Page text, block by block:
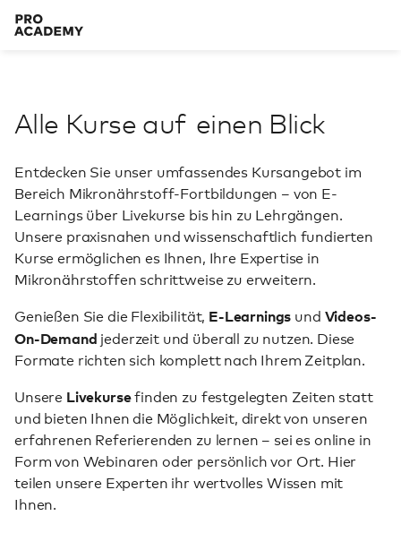
Alle Kurse auf einen Blick
Entdecken Sie unser umfassendes Kursangebot im
Bereich Mikronährstoff-Fortbildungen – von E-
Learnings über Livekurse bis hin zu Lehrgängen.
Unsere praxisnahen und wissenschaftlich fundierten
Kurse ermöglichen es Ihnen, Ihre Expertise in
Mikronährstoffen schrittweise zu erweitern.
Genießen Sie die Flexibilität, E-Learnings und Videos-
On-Demand jederzeit und überall zu nutzen. Diese
Formate richten sich komplett nach Ihrem Zeitplan.
Unsere Livekursefinden zu festgelegten Zeiten statt
und bieten Ihnen die Möglichkeit, direkt von unseren
erfahrenen Referierenden zu lernen – sei es online in
Form von Webinaren oder persönlich vor Ort. Hier
teilen unsere Experten ihr wertvolles Wissen mit
Ihnen.